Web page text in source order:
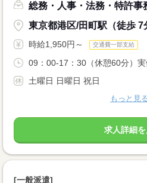
総務・人事・法務・特許事
東京都港区/田町駅（徒歩 7
時給1,950円～ 交通費一部支給
09：00-17：30（休憩60分）
土曜日 日曜日 祝日
もっと見
求人詳細
[一般派遣]